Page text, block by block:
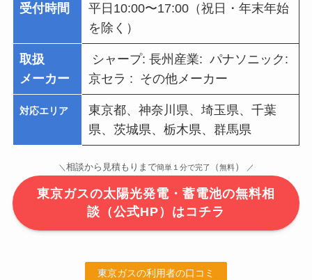
受付時間
平日10:00〜17:00（祝日・年末年始
を除く）
取扱
メーカー
シャープ: 長州産業: パナソニック:
京セラ : その他メーカー
対応エリア
東京都、神奈川県、埼玉県、千葉
県、茨城県、栃木県、群馬県
＼ 相談から見積もりまで簡単１分で完了 （無料） ／
東京ガスの太陽光発電・蓄電池の無料相
談（公式HP）はコチラ
東京ガスの利用者の口コミ